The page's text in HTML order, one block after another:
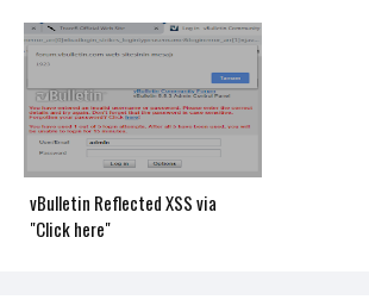
vBulletin Reflected XSS via
"Click here"